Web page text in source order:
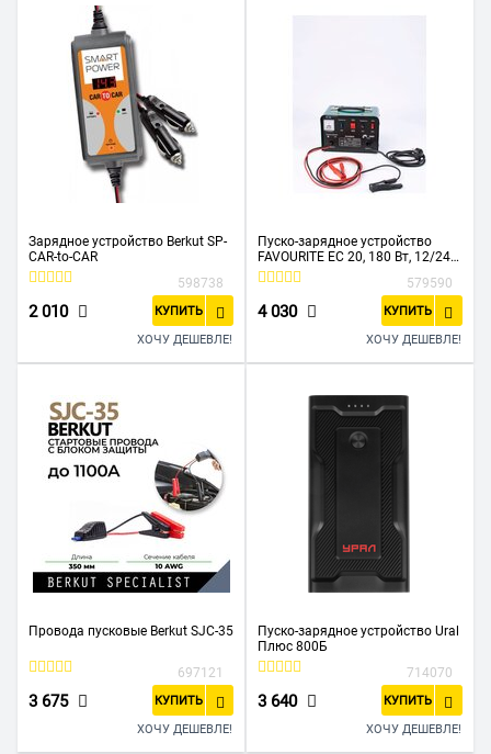
Зарядное устройство Berkut SP-
CAR-to-CAR
598738
2 010 КУПИТЬ
ХОЧУ ДЕШЕВЛЕ!
Пуско-зарядное устройство
FAVOURITE EC 20, 180 Вт, 12/24
В, 9 А, 60 А, 10-100 Ач
579590
4 030 КУПИТЬ
ХОЧУ ДЕШЕВЛЕ!
Провода пусковые Berkut SJC-35
697121
3 675 КУПИТЬ
ХОЧУ ДЕШЕВЛЕ!
Пуско-зарядное устройство Ural
Плюс 800Б
714070
3 640 КУПИТЬ
ХОЧУ ДЕШЕВЛЕ!